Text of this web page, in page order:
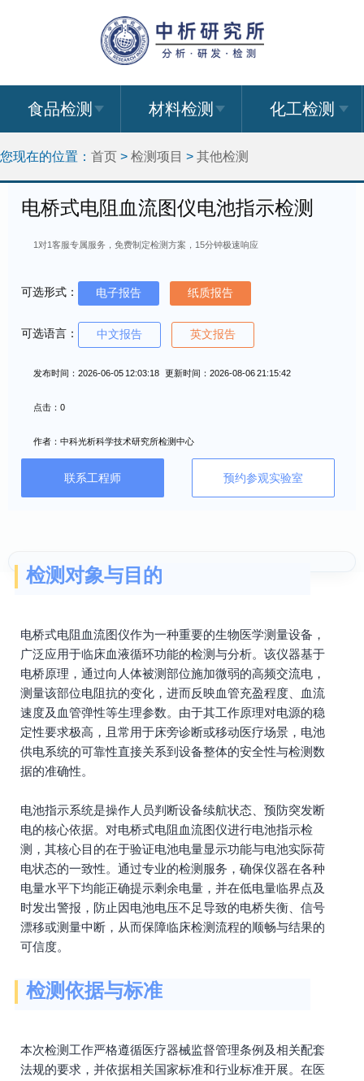
食品检测 材料检测 化工检测
您现在的位置： 首页 > 检测项目 > 其他检测
电桥式电阻血流图仪电池指示检测
1对1客服专属服务，免费制定检测方案，15分钟极速响应
可选形式： 电子报告 纸质报告
可选语言： 中文报告 英文报告
发布时间：2026-06-05 12:03:18 更新时间：2026-08-06 21:15:42
点击：0
作者：中科光析科学技术研究所检测中心
联系工程师 预约参观实验室
检测对象与目的
电桥式电阻血流图仪作为一种重要的生物医学测量设备，
广泛应用于临床血液循环功能的检测与分析。该仪器基于
电桥原理，通过向人体被测部位施加微弱的高频交流电，
测量该部位电阻抗的变化，进而反映血管充盈程度、血流
速度及血管弹性等生理参数。由于其工作原理对电源的稳
定性要求极高，且常用于床旁诊断或移动医疗场景，电池
供电系统的可靠性直接关系到设备整体的安全性与检测数
据的准确性。
电池指示系统是操作人员判断设备续航状态、预防突发断
电的核心依据。对电桥式电阻血流图仪进行电池指示检
测，其核心目的在于验证电池电量显示功能与电池实际荷
电状态的一致性。通过专业的检测服务，确保仪器在各种
电量水平下均能正确提示剩余电量，并在低电量临界点及
时发出警报，防止因电池电压不足导致的电桥失衡、信号
漂移或测量中断，从而保障临床检测流程的顺畅与结果的
可信度。
检测依据与标准
本次检测工作严格遵循医疗器械监督管理条例及相关配套
法规的要求，并依据相关国家标准和行业标准开展。在医